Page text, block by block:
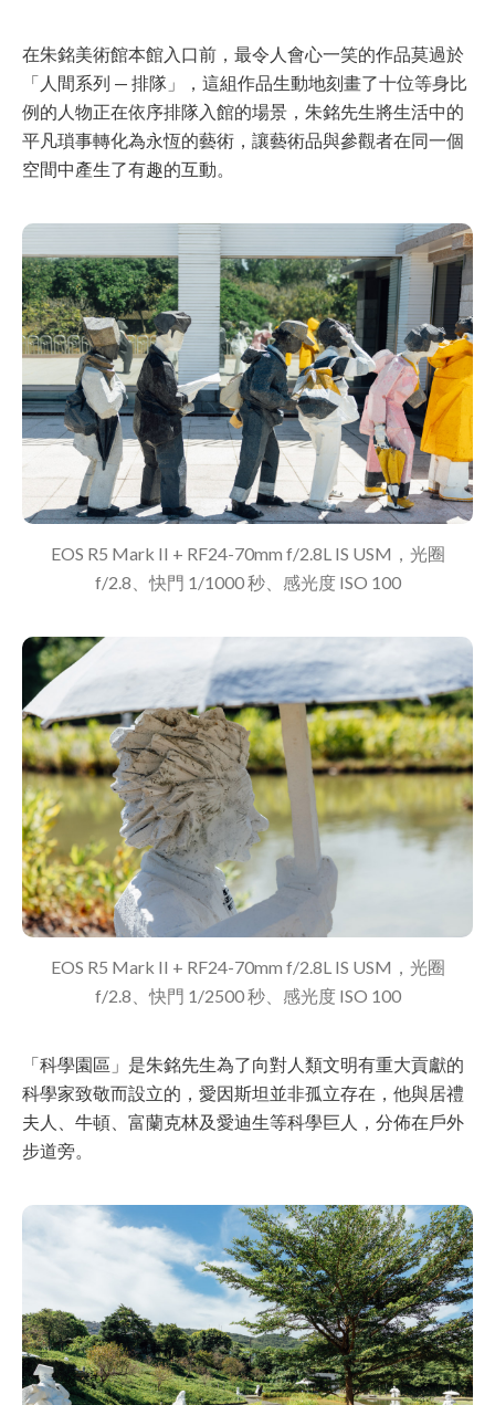
在朱銘美術館本館入口前，最令人會心一笑的作品莫過於
「人間系列 — 排隊」，這組作品生動地刻畫了十位等身比
例的人物正在依序排隊入館的場景，朱銘先生將生活中的
平凡瑣事轉化為永恆的藝術，讓藝術品與參觀者在同一個
空間中產生了有趣的互動。
EOS R5 Mark II + RF24-70mm f/2.8L IS USM，光圈
f/2.8、快門 1/1000 秒、感光度 ISO 100
EOS R5 Mark II + RF24-70mm f/2.8L IS USM，光圈
f/2.8、快門 1/2500 秒、感光度 ISO 100
「科學園區」是朱銘先生為了向對人類文明有重大貢獻的
科學家致敬而設立的，愛因斯坦並非孤立存在，他與居禮
夫人、牛頓、富蘭克林及愛迪生等科學巨人，分佈在戶外
步道旁。